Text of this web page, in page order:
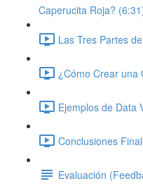
Caperucita Roja?
Las Tres Partes
¿Cómo Crear una
Ejemplos de Data
Conclusiones
Evaluación